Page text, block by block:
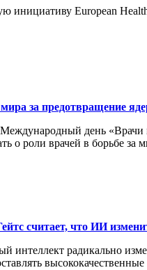
инициативу European
за предотвращение
Международный день «Врачи
о роли врачей в борьбе
считает, что ИИ
интеллект радикально